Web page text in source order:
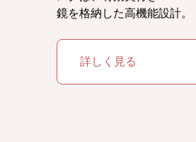
鏡を格納した高機能設計。
詳しく見る